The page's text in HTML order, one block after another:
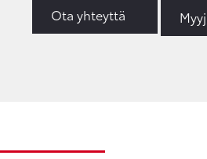
Ota yhteyttä